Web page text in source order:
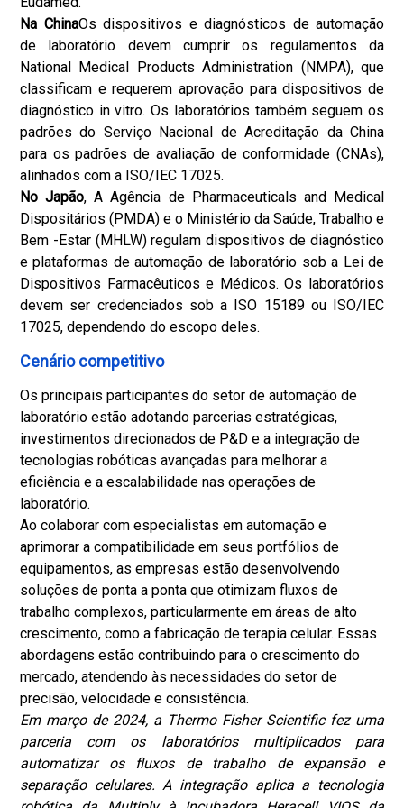
Na ChinaOs dispositivos e diagnósticos de automação
de laboratório devem cumprir os regulamentos da
National Medical Products Administration (NMPA), que
classificam e requerem aprovação para dispositivos de
diagnóstico in vitro. Os laboratórios também seguem os
padrões do Serviço Nacional de Acreditação da China
para os padrões de avaliação de conformidade (CNAs),
alinhados com a ISO/IEC 17025.
No Japão, A Agência de Pharmaceuticals and Medical
Dispositários (PMDA) e o Ministério da Saúde, Trabalho e
Bem -Estar (MHLW) regulam dispositivos de diagnóstico
e plataformas de automação de laboratório sob a Lei de
Dispositivos Farmacêuticos e Médicos. Os laboratórios
devem ser credenciados sob a ISO 15189 ou ISO/IEC
17025, dependendo do escopo deles.
Cenário competitivo
Os principais participantes do setor de automação de
laboratório estão adotando parcerias estratégicas,
investimentos direcionados de P&D e a integração de
tecnologias robóticas avançadas para melhorar a
eficiência e a escalabilidade nas operações de
laboratório.
Ao colaborar com especialistas em automação e
aprimorar a compatibilidade em seus portfólios de
equipamentos, as empresas estão desenvolvendo
soluções de ponta a ponta que otimizam fluxos de
trabalho complexos, particularmente em áreas de alto
crescimento, como a fabricação de terapia celular. Essas
abordagens estão contribuindo para o crescimento do
mercado, atendendo às necessidades do setor de
precisão, velocidade e consistência.
Em março de 2024, a Thermo Fisher Scientific fez uma
parceria com os laboratórios multiplicados para
automatizar os fluxos de trabalho de expansão e
separação celulares. A integração aplica a tecnologia